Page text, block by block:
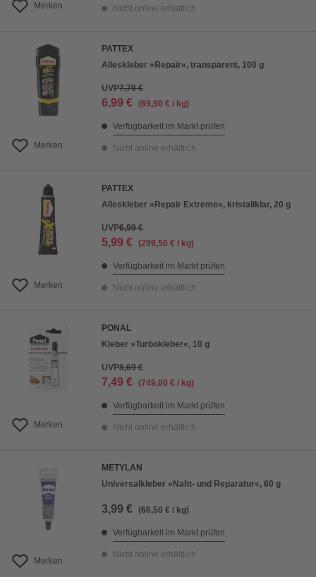
Merken Nicht online erhältlich
Merken
PATTEX
Alleskleber »Repair«, transparent, 100 g
UVP7,79 €
6,99 € (69,90 € / kg)
Verfügbarkeit im Markt prüfen
Nicht online erhältlich
Merken
PATTEX
Alleskleber »Repair Extreme«, kristallklar, 20 g
UVP6,99 €
5,99 € (299,50 € / kg)
Verfügbarkeit im Markt prüfen
Nicht online erhältlich
Merken
PONAL
Kleber »Turbokleber«, 10 g
UVP8,69 €
7,49 € (749,00 € / kg)
Verfügbarkeit im Markt prüfen
Nicht online erhältlich
Merken
METYLAN
Universalkleber »Naht- und Reparatur«, 60 g
3,99 € (66,50 € / kg)
Verfügbarkeit im Markt prüfen
Nicht online erhältlich